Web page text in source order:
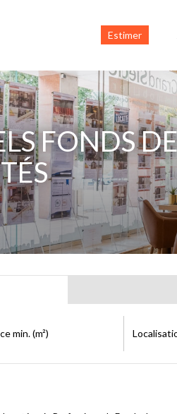
Estimer
FONDS
min. (m²)